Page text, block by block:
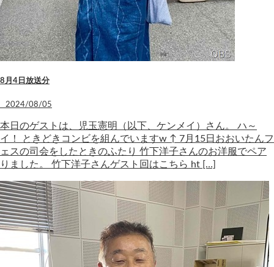
8月4日放送分
2024/08/05
本日のゲストは、児玉憲明（以下、ケンメイ）さん。 ハ～
イ！ ときどきコンビを組んでいますw ↑ 7月15日おおいたんフ
ェスの司会をしたときのふたり 竹下洋子さんのお洋服でペア
りました。 竹下洋子さんゲスト回はこちら ht […]